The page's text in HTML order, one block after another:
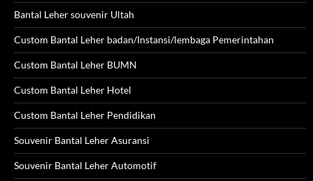
Bantal Leher souvenir Ultah
Custom Bantal Leher badan/Instansi/lembaga Pemerintahan
Custom Bantal Leher BUMN
Custom Bantal Leher Hotel
Custom Bantal Leher Pendidikan
Souvenir Bantal Leher Asuransi
Souvenir Bantal Leher Automotif